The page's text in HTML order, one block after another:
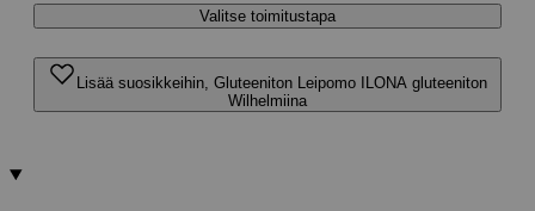
Valitse toimitustapa
Lisää suosikkeihin, Gluteeniton Leipomo ILONA gluteeniton
Wilhelmiina